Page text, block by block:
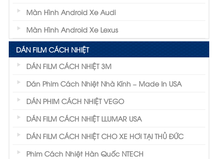
Màn Hình Android Xe Audi
Màn Hình Android Xe Lexus
DÁN FILM CÁCH NHIỆT
DÁN FILM CÁCH NHIỆT 3M
Dán Phim Cách Nhiệt Nhà Kính – Made In USA
DÁN PHIM CÁCH NHIỆT VEGO
DÁN FILM CÁCH NHIỆT LLUMAR USA
DÁN FILM CÁCH NHIỆT CHO XE HƠI TẠI THỦ ĐỨC
Phim Cách Nhiệt Hàn Quốc NTECH